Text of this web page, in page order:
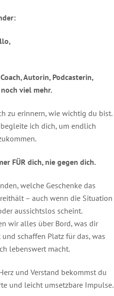
Autorin, Podcasterin,
viel mehr.
zu erinnern, wie wichtig du bist.
ich dich, um endlich
FÜR dich, nie gegen dich.
welche Geschenke das
– auch wenn die Situation
aussichtslos scheint.
wir alles über Bord, was dir
schaffen Platz für das, was
lebenswert macht.
und Verstand bekommst du
und leicht umsetzbare Impulse.